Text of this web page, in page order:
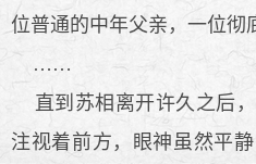
位普通的中年父亲，一位彻
……
直到苏相离开许久之后
注视着前方，眼神虽然平